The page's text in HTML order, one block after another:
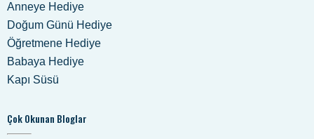
Anneye Hediye
Doğum Günü Hediye
Öğretmene Hediye
Babaya Hediye
Kapı Süsü
Çok Okunan Bloglar